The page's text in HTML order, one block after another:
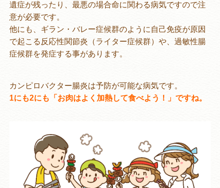
遺症が残ったり、最悪の場合命に関わる病気ですので注
意が必要です。
他にも、ギラン・バレー症候群のように自己免疫が原因
で起こる反応性関節炎（ライター症候群）や、過敏性腸
症候群を発症する事があります。
カンピロバクター腸炎は予防が可能な病気です。
1にも2にも「お肉はよく加熱して食べよう！」ですね。